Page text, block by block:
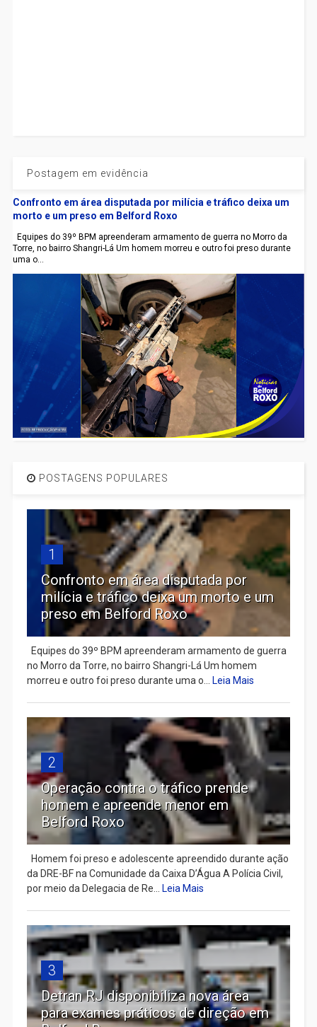
Postagem em evidência
Confronto em área disputada por milícia e tráfico deixa um
morto e um preso em Belford Roxo
Equipes do 39º BPM apreenderam armamento de guerra no Morro da
Torre, no bairro Shangri-Lá Um homem morreu e outro foi preso durante
uma o...
POSTAGENS POPULARES
1
Confronto em área disputada por
milícia e tráfico deixa um morto e um
preso em Belford Roxo
Equipes do 39º BPM apreenderam armamento de guerra
no Morro da Torre, no bairro Shangri-Lá Um homem
morreu e outro foi preso durante uma o... Leia Mais
2
Operação contra o tráfico prende
homem e apreende menor em
Belford Roxo
Homem foi preso e adolescente apreendido durante ação
da DRE-BF na Comunidade da Caixa D’Água A Polícia Civil,
por meio da Delegacia de Re... Leia Mais
3
Detran RJ disponibiliza nova área
para exames práticos de direção em